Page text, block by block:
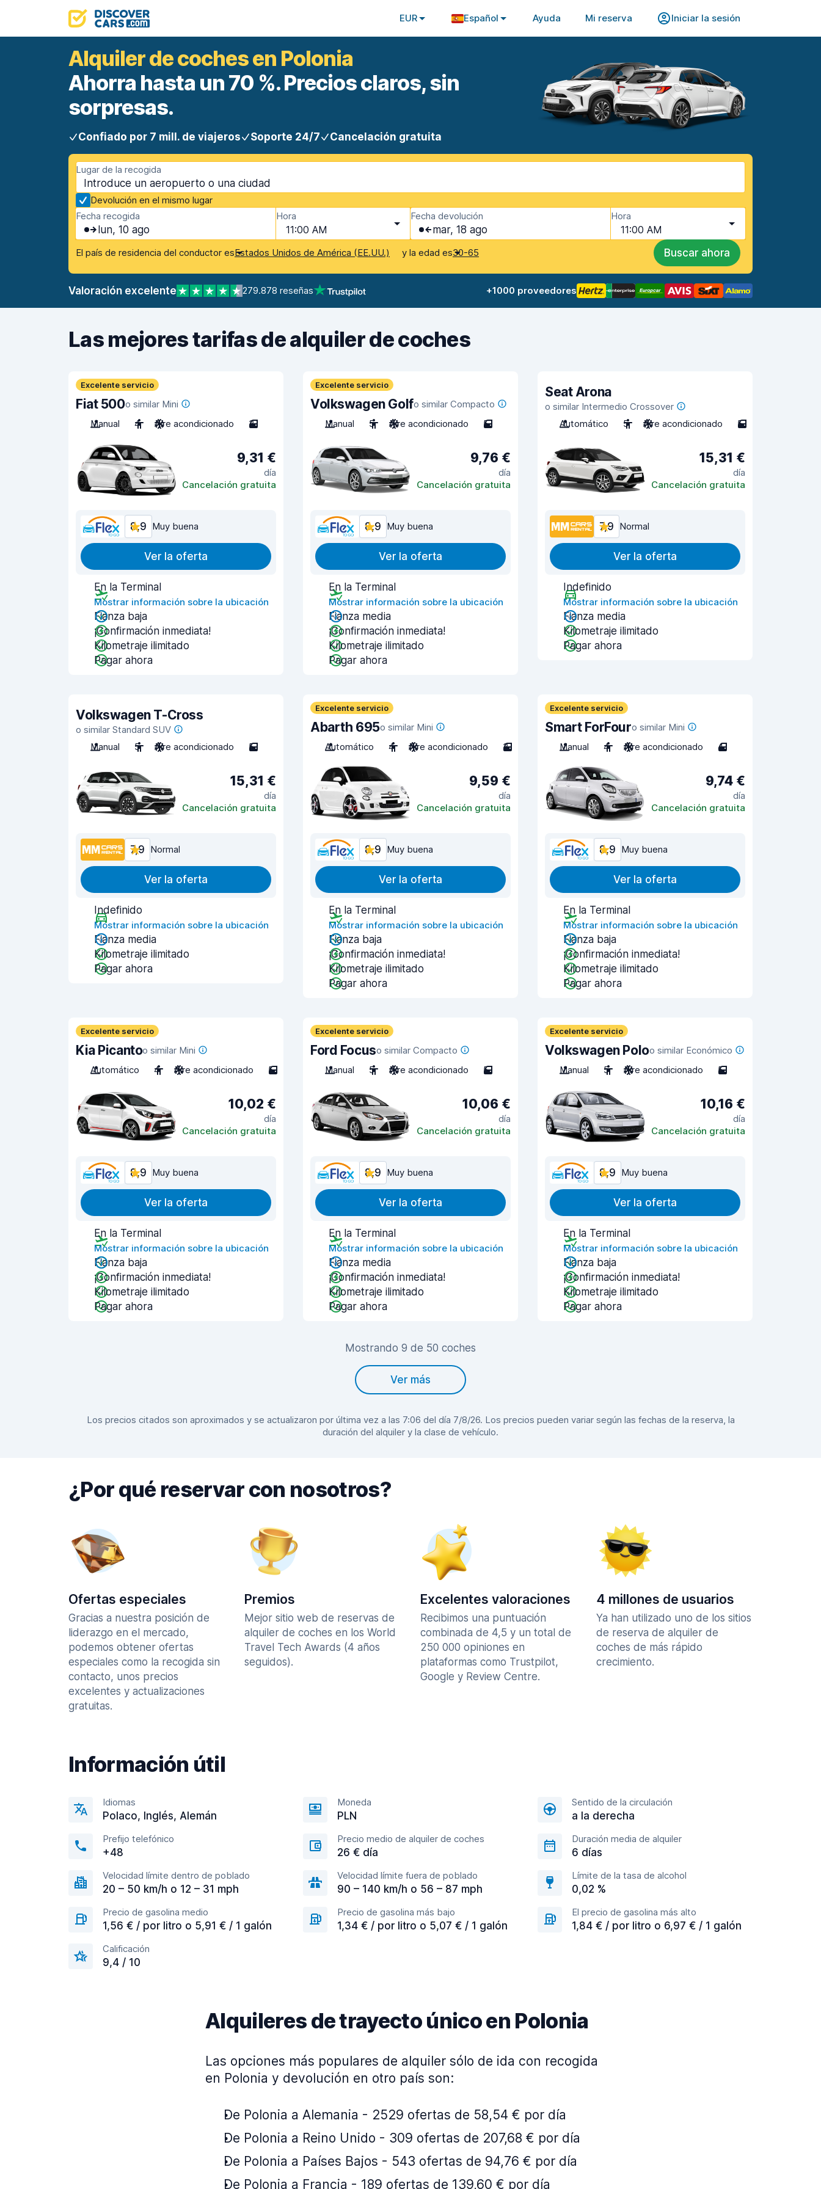
EUR Español Ayuda Mi reserva Iniciar la sesión
Alquiler de coches en Polonia
Ahorra hasta un 70 %. Precios claros, sin
sorpresas.
Confiado por 7 mill. de viajeros Soporte 24/7 Cancelación gratuita
Lugar de la recogida
Devolución en el mismo lugar
Fecha recogida
lun, 10 ago
Hora
11:00 AM
Fecha devolución
mar, 18 ago
Hora
11:00 AM
El país de residencia del conductor esEstados Unidos de América (EE.UU.) y la edad es30-65 Buscar ahora
Valoración excelente 279.878 reseñas +1000 proveedores
Las mejores tarifas de alquiler de coches
Excelente servicio
Fiat 500o similar Mini
Manual
4 Aire acondicionado 3
9,31 €
día
Cancelación gratuita
8,9 Muy buena
Ver la oferta
En la Terminal
Mostrar información sobre la ubicación
Fianza baja
¡Confirmación inmediata!
Kilometraje ilimitado
Pagar ahora
Excelente servicio
Volkswagen Golfo similar Compacto
Manual
5 Aire acondicionado 5
9,76 €
día
Cancelación gratuita
8,9 Muy buena
Ver la oferta
En la Terminal
Mostrar información sobre la ubicación
Fianza media
¡Confirmación inmediata!
Kilometraje ilimitado
Pagar ahora
Seat Arona
o similar Intermedio Crossover
Automático
5 Aire acondicionado 5
15,31 €
día
Cancelación gratuita
7,9 Normal
Ver la oferta
Indefinido
Mostrar información sobre la ubicación
Fianza media
Kilometraje ilimitado
Pagar ahora
Volkswagen T-Cross
o similar Standard SUV
Manual
5 Aire acondicionado 5
15,31 €
día
Cancelación gratuita
7,9 Normal
Ver la oferta
Indefinido
Mostrar información sobre la ubicación
Fianza media
Kilometraje ilimitado
Pagar ahora
Excelente servicio
Abarth 695o similar Mini
Automático
4 Aire acondicionado 3
9,59 €
día
Cancelación gratuita
8,9 Muy buena
Ver la oferta
En la Terminal
Mostrar información sobre la ubicación
Fianza baja
¡Confirmación inmediata!
Kilometraje ilimitado
Pagar ahora
Excelente servicio
Smart ForFouro similar Mini
Manual
4 Aire acondicionado 4
9,74 €
día
Cancelación gratuita
8,9 Muy buena
Ver la oferta
En la Terminal
Mostrar información sobre la ubicación
Fianza baja
¡Confirmación inmediata!
Kilometraje ilimitado
Pagar ahora
Excelente servicio
Kia Picantoo similar Mini
Automático
4 Aire acondicionado 5
10,02 €
día
Cancelación gratuita
8,9 Muy buena
Ver la oferta
En la Terminal
Mostrar información sobre la ubicación
Fianza baja
¡Confirmación inmediata!
Kilometraje ilimitado
Pagar ahora
Excelente servicio
Ford Focuso similar Compacto
Manual
5 Aire acondicionado 5
10,06 €
día
Cancelación gratuita
8,9 Muy buena
Ver la oferta
En la Terminal
Mostrar información sobre la ubicación
Fianza media
¡Confirmación inmediata!
Kilometraje ilimitado
Pagar ahora
Excelente servicio
Volkswagen Poloo similar Económico
Manual
5 Aire acondicionado 5
10,16 €
día
Cancelación gratuita
8,9 Muy buena
Ver la oferta
En la Terminal
Mostrar información sobre la ubicación
Fianza baja
¡Confirmación inmediata!
Kilometraje ilimitado
Pagar ahora
Mostrando 9 de 50 coches
Ver más
Los precios citados son aproximados y se actualizaron por última vez a las 7:06 del día 7/8/26. Los precios pueden variar según las fechas de la reserva, la
duración del alquiler y la clase de vehículo.
¿Por qué reservar con nosotros?
Ofertas especiales
Gracias a nuestra posición de
liderazgo en el mercado,
podemos obtener ofertas
especiales como la recogida sin
contacto, unos precios
excelentes y actualizaciones
gratuitas.
Premios
Mejor sitio web de reservas de
alquiler de coches en los World
Travel Tech Awards (4 años
seguidos).
Excelentes valoraciones
Recibimos una puntuación
combinada de 4,5 y un total de
250 000 opiniones en
plataformas como Trustpilot,
Google y Review Centre.
4 millones de usuarios
Ya han utilizado uno de los sitios
de reserva de alquiler de
coches de más rápido
crecimiento.
Información útil
Idiomas
Polaco, Inglés, Alemán
Moneda
PLN
Sentido de la circulación
a la derecha
Prefijo telefónico
+48
Precio medio de alquiler de coches
26 € día
Duración media de alquiler
6 días
Velocidad límite dentro de poblado
20 – 50 km/h o 12 – 31 mph
Velocidad límite fuera de poblado
90 – 140 km/h o 56 – 87 mph
Límite de la tasa de alcohol
0,02 %
Precio de gasolina medio
1,56 € / por litro o 5,91 € / 1 galón
Precio de gasolina más bajo
1,34 € / por litro o 5,07 € / 1 galón
El precio de gasolina más alto
1,84 € / por litro o 6,97 € / 1 galón
Calificación
9,4 / 10
Alquileres de trayecto único en Polonia
Las opciones más populares de alquiler sólo de ida con recogida
en Polonia y devolución en otro país son:
De Polonia a Alemania - 2529 ofertas de 58,54 € por día
De Polonia a Reino Unido - 309 ofertas de 207,68 € por día
De Polonia a Países Bajos - 543 ofertas de 94,76 € por día
De Polonia a Francia - 189 ofertas de 139,60 € por día